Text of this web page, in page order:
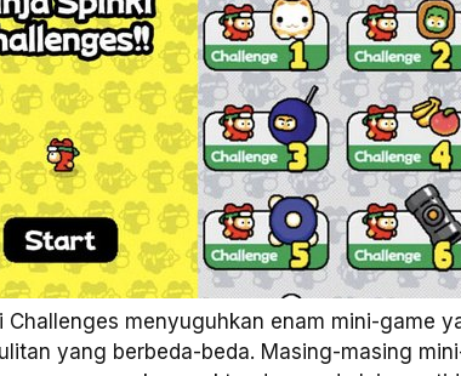
Challenges menyuguhkan enam mini-game
yang berbeda-beda. Masing-masing